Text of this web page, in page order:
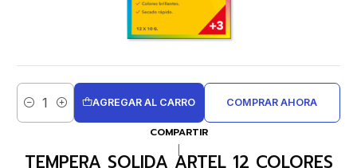
Cantidad
AGREGAR AL CARRO COMPRAR AHORA
COMPARTIR
TEMPERA SOLIDA ARTEL 12 COLORES